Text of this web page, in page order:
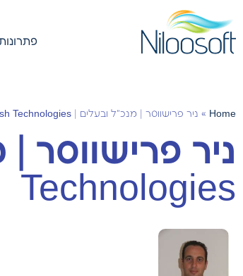
Home
» ניר פרישווסר | מנכ"ל ובעלים | Frish Technologies
Technologies